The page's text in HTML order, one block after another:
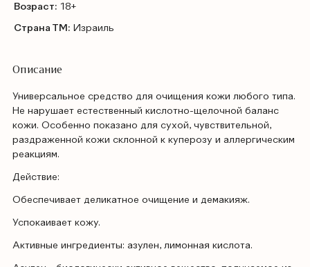
Возраст: 18+
Страна ТМ: Израиль
Описание
Универсальное средство для очищения кожи любого типа.
Не нарушает естественный кислотно-щелочной баланс
кожи. Особенно показано для сухой, чувствительной,
раздраженной кожи склонной к куперозу и аллергическим
реакциям.
Действие:
Обеспечивает деликатное очищение и демакияж.
Успокаивает кожу.
Активные ингредиенты: азулен, лимонная кислота.